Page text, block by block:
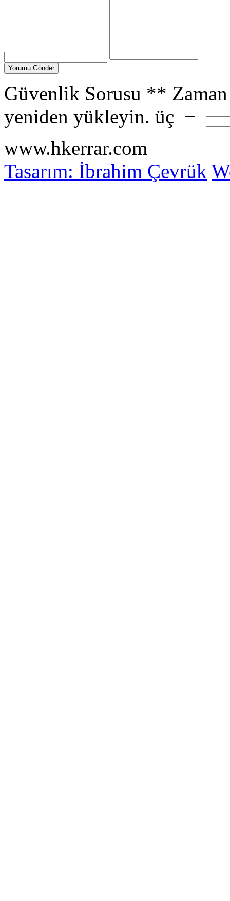
Güvenlik Sorusu **
yeniden yükleyin. üç −
www.hkerrar.com
Tasarım: İbrahim Çevrük